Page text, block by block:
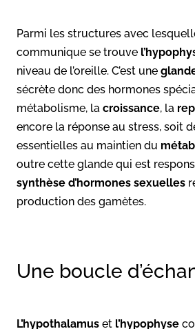
Parmi les structures avec
communique se trouve
niveau de l’oreille. C’est une
sécrète donc des hormones
métabolisme, la croissance, la
encore la réponse au stress, soit
essentielles au maintien du
outre cette glande qui est
synthèse d’hormones sexuelles
production des gamètes.
Une boucle
L’hypothalamus et l’hypophyse